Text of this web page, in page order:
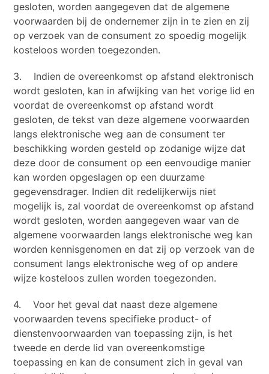
gesloten, worden aangegeven dat de algemene
voorwaarden bij de ondernemer zijn in te zien en zij
op verzoek van de consument zo spoedig mogelijk
kosteloos worden toegezonden.
3. Indien de overeenkomst op afstand elektronisch
wordt gesloten, kan in afwijking van het vorige lid en
voordat de overeenkomst op afstand wordt
gesloten, de tekst van deze algemene voorwaarden
langs elektronische weg aan de consument ter
beschikking worden gesteld op zodanige wijze dat
deze door de consument op een eenvoudige manier
kan worden opgeslagen op een duurzame
gegevensdrager. Indien dit redelijkerwijs niet
mogelijk is, zal voordat de overeenkomst op afstand
wordt gesloten, worden aangegeven waar van de
algemene voorwaarden langs elektronische weg kan
worden kennisgenomen en dat zij op verzoek van de
consument langs elektronische weg of op andere
wijze kosteloos zullen worden toegezonden.
4. Voor het geval dat naast deze algemene
voorwaarden tevens specifieke product- of
dienstenvoorwaarden van toepassing zijn, is het
tweede en derde lid van overeenkomstige
toepassing en kan de consument zich in geval van